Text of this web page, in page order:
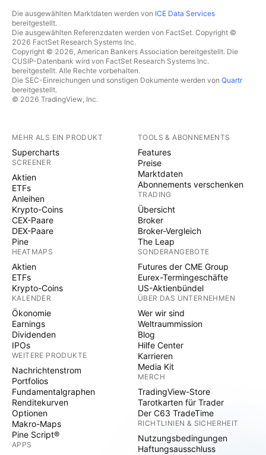
Die ausgewählten Marktdaten werden von ICE Data Services
bereitgestellt.
Die ausgewählten Referenzdaten werden von FactSet. Copyright ©
2026 FactSet Research Systems Inc.
Copyright © 2026, American Bankers Association bereitgestellt. Die
CUSIP-Datenbank wird von FactSet Research Systems Inc.
bereitgestellt. Alle Rechte vorbehalten.
Die SEC-Einreichungen und sonstigen Dokumente werden von Quartr
bereitgestellt.
© 2026 TradingView, Inc.
MEHR ALS EIN PRODUKT
Supercharts
SCREENER
Aktien
ETFs
Anleihen
Krypto-Coins
CEX-Paare
DEX-Paare
Pine
HEATMAPS
Aktien
ETFs
Krypto-Coins
KALENDER
Ökonomie
Earnings
Dividenden
IPOs
WEITERE PRODUKTE
Nachrichtenstrom
Portfolios
Fundamentalgraphen
Renditekurven
Optionen
Makro-Maps
Pine Script®
APPS
TOOLS & ABONNEMENTS
Features
Preise
Marktdaten
Abonnements verschenken
TRADING
Übersicht
Broker
Broker-Vergleich
The Leap
SONDERANGEBOTE
Futures der CME Group
Eurex-Termingeschäfte
US-Aktienbündel
ÜBER DAS UNTERNEHMEN
Wer wir sind
Weltraummission
Blog
Hilfe Center
Karrieren
Media Kit
MERCH
TradingView-Store
Tarotkarten für Trader
Der C63 TradeTime
RICHTLINIEN & SICHERHEIT
Nutzungsbedingungen
Haftungsausschluss